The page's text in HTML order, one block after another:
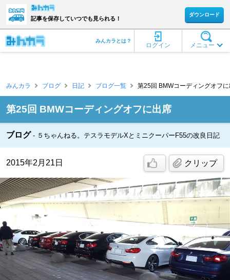
記事を保存していつでも見られる！
ダウンロード
メニュー
ログイン
みんカラとは？
みんカラ ブログ 日記 ブログ一覧 第25回 BMWコーディングオフ
第25回 BMWコーディングオフに出席
ブログ ５ちゃんねる。テスラモデルXとミニクーパーF55の改良日記
2015年2月21日 クリップ